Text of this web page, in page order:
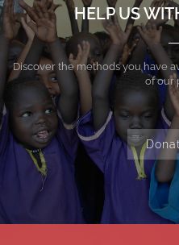
HELP US
Discover the methods you have
of our